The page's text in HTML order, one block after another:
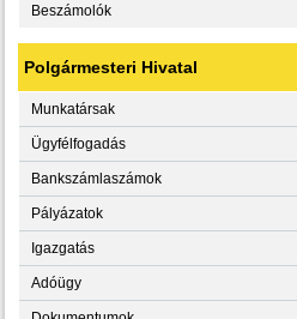
Beszámolók
Polgármesteri Hivatal
Munkatársak
Ügyfélfogadás
Bankszámlaszámok
Pályázatok
Igazgatás
Adóügy